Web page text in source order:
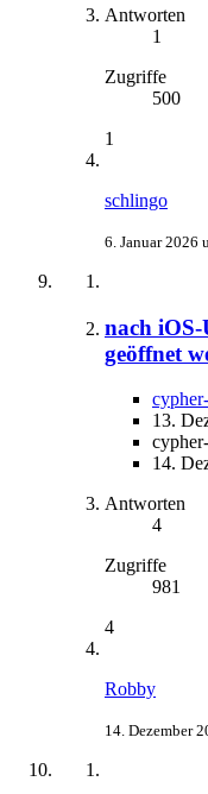
Antworten
1
Zugriffe
500
1
schlingo
6. Januar 2026
nach
geöffnet
13.
14.
Antworten
4
Zugriffe
981
4
Robby
14. Dezember